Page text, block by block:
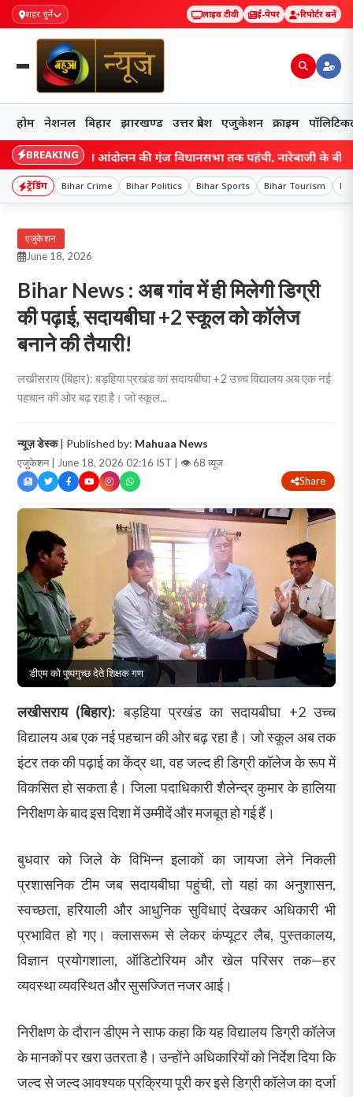
शहर चुनें लाइव टीवी ई-पेपर रिपोर्टर बनें
होम नेशनल बिहार झारखण्ड उत्तर प्रदेश एजुकेशन क्राइम
BREAKING
छात्र आंदोलन की गूंज विधानसभा तक पहुंची, नारेबाजी के बीच हेमंत
ट्रेंडिंग Bihar Crime Bihar Politics Bihar Sports Bihar Tourism
एजुकेशन
June 18, 2026
Bihar News : अब गांव में ही मिलेगी डिग्री
की पढ़ाई, सदायबीघा +2 स्कूल को कॉलेज
बनाने की तैयारी!
लखीसराय (बिहार): बड़हिया प्रखंड का सदायबीघा +2 उच्च विद्यालय अब एक नई
पहचान की ओर बढ़ रहा है। जो स्कूल...
न्यूज़ डेस्क| Published by: Mahuaa News
एजुकेशन | June 18, 2026 02:16 IST | 👁 68 व्यूज
Share
डीएम को पुष्पगुच्छ देते शिक्षक गण
लखीसराय (बिहार): बड़हिया प्रखंड का सदायबीघा +2 उच्च
विद्यालय अब एक नई पहचान की ओर बढ़ रहा है। जो स्कूल अब तक
इंटर तक की पढ़ाई का केंद्र था, वह जल्द ही डिग्री कॉलेज के रूप में
विकसित हो सकता है। जिला पदाधिकारी शैलेन्द्र कुमार के हालिया
निरीक्षण के बाद इस दिशा में उम्मीदें और मजबूत हो गई हैं।
बुधवार को जिले के विभिन्न इलाकों का जायजा लेने निकली
प्रशासनिक टीम जब सदायबीघा पहुंची, तो यहां का अनुशासन,
स्वच्छता, हरियाली और आधुनिक सुविधाएं देखकर अधिकारी भी
प्रभावित हो गए। क्लासरूम से लेकर कंप्यूटर लैब, पुस्तकालय,
विज्ञान प्रयोगशाला, ऑडिटोरियम और खेल परिसर तक—हर
व्यवस्था व्यवस्थित और सुसज्जित नजर आई।
निरीक्षण के दौरान डीएम ने साफ कहा कि यह विद्यालय डिग्री कॉलेज
के मानकों पर खरा उतरता है। उन्होंने अधिकारियों को निर्देश दिया कि
जल्द से जल्द आवश्यक प्रक्रिया पूरी कर इसे डिग्री कॉलेज का दर्जा